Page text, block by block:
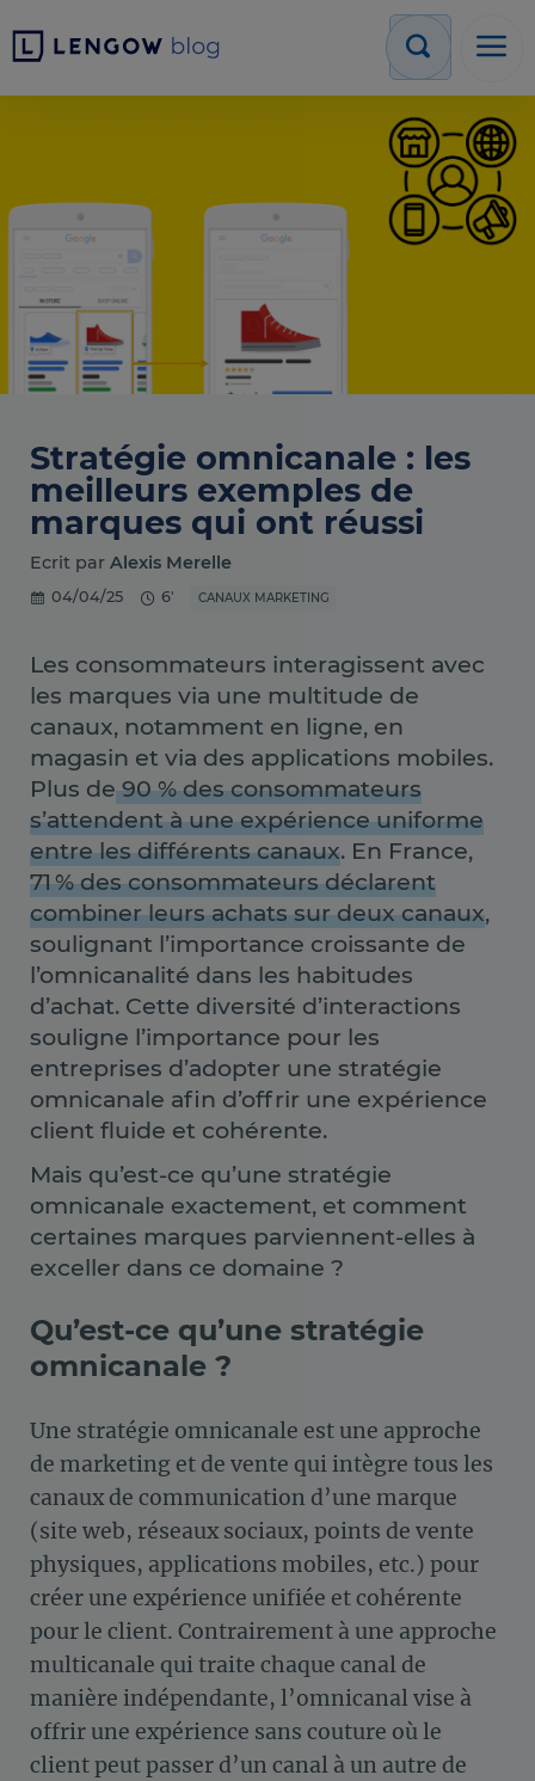
Stratégie omnicanale : les
meilleurs exemples de
marques qui ont réussi
Ecrit par Alexis Merelle
04/04/25 6' CANAUX MARKETING
​Les consommateurs interagissent avec
les marques via une multitude de
canaux, notamment en ligne, en
magasin et via des applications mobiles.
Plus de90 % des consommateurs
s’attendent à une expérience uniforme
entre les différents canaux. ​​En France,
71 % des consommateurs déclarent
combiner leurs achats sur deux canaux,
soulignant l’importance croissante de
l’omnicanalité dans les habitudes
d’achat. Cette diversité d’interactions
souligne l’importance pour les
entreprises d’adopter une stratégie
omnicanale afin d’offrir une expérience
client fluide et cohérente.
Mais qu’est-ce qu’une stratégie
omnicanale exactement, et comment
certaines marques parviennent-elles à
exceller dans ce domaine ?
Qu’est-ce qu’une stratégie
omnicanale ?
Une stratégie omnicanale est une approche
de marketing et de vente qui intègre tous les
canaux de communication d’une marque
(site web, réseaux sociaux, points de vente
physiques, applications mobiles, etc.) pour
créer une expérience unifiée et cohérente
pour le client. Contrairement à une approche
multicanale qui traite chaque canal de
manière indépendante, l’omnicanal vise à
offrir une expérience sans couture où le
client peut passer d’un canal à un autre de